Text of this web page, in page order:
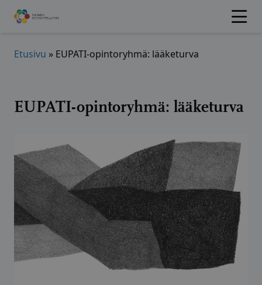
Hyppää
sisältöön
Etusivu » EUPATI-opintoryhmä: lääketurva
EUPATI-opintoryhmä: lääketurva